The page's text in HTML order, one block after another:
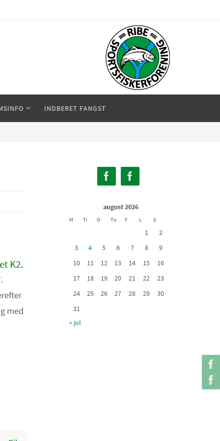
INDBERET FANGST
K2.
med
august 2026
M Ti O To F L S
1
2
3
4 5 6 7 8
9
10
11 12 13 14 15
16
17
18 19 20 21 22
23
24
25 26 27 28 29
30
31
« jul